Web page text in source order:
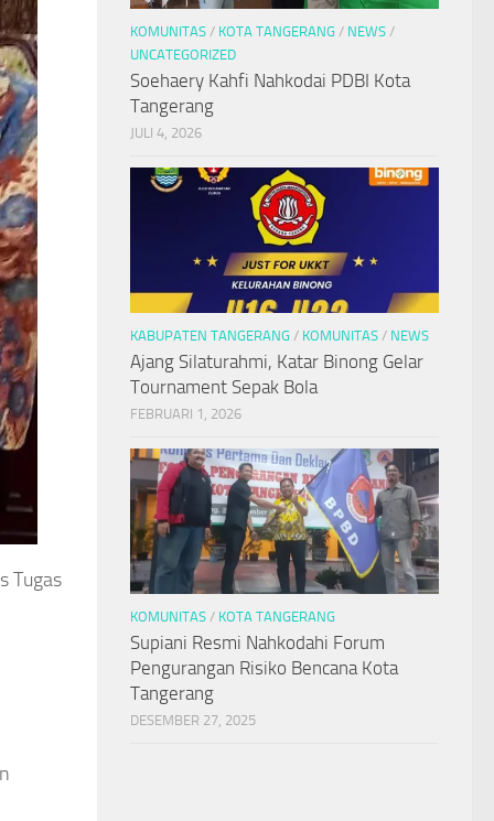
Tugas
KOMUNITAS / KOTA TANGERANG / NEWS /
UNCATEGORIZED
Soehaery Kahfi Nahkodai PDBI Kota
Tangerang
JULI 4, 2026
KABUPATEN TANGERANG / KOMUNITAS / NEWS
Ajang Silaturahmi, Katar Binong Gelar
Tournament Sepak Bola
FEBRUARI 1, 2026
KOMUNITAS / KOTA TANGERANG
Supiani Resmi Nahkodahi Forum
Pengurangan Risiko Bencana Kota
Tangerang
DESEMBER 27, 2025